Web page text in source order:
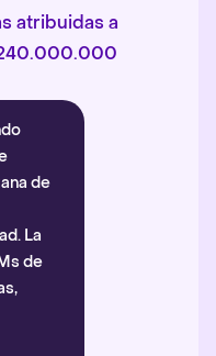
atribuidas a
de
La
de